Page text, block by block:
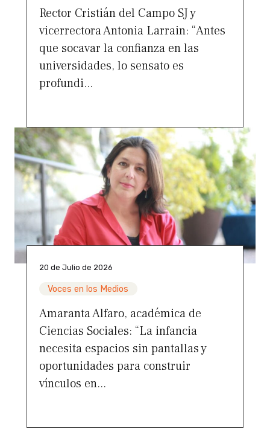
Rector Cristián del Campo SJ y
vicerrectora Antonia Larrain: “Antes
que socavar la confianza en las
universidades, lo sensato es
profundi...
20 de Julio de 2026
Voces en los Medios
Amaranta Alfaro, académica de
Ciencias Sociales: “La infancia
necesita espacios sin pantallas y
oportunidades para construir
vínculos en...